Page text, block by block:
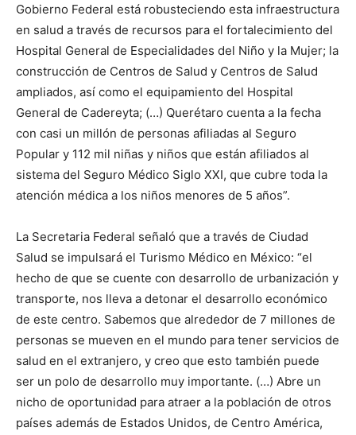
Gobierno Federal está robusteciendo esta infraestructura
en salud a través de recursos para el fortalecimiento del
Hospital General de Especialidades del Niño y la Mujer; la
construcción de Centros de Salud y Centros de Salud
ampliados, así como el equipamiento del Hospital
General de Cadereyta; (…) Querétaro cuenta a la fecha
con casi un millón de personas afiliadas al Seguro
Popular y 112 mil niñas y niños que están afiliados al
sistema del Seguro Médico Siglo XXI, que cubre toda la
atención médica a los niños menores de 5 años”.
La Secretaria Federal señaló que a través de Ciudad
Salud se impulsará el Turismo Médico en México: “el
hecho de que se cuente con desarrollo de urbanización y
transporte, nos lleva a detonar el desarrollo económico
de este centro. Sabemos que alrededor de 7 millones de
personas se mueven en el mundo para tener servicios de
salud en el extranjero, y creo que esto también puede
ser un polo de desarrollo muy importante. (…) Abre un
nicho de oportunidad para atraer a la población de otros
países además de Estados Unidos, de Centro América,